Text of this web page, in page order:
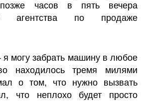
часов в пять вечера
агентства по продаже
могу забрать машину в любое
находилось тремя милями
о том, что нужно вызвать
что неплохо будет просто